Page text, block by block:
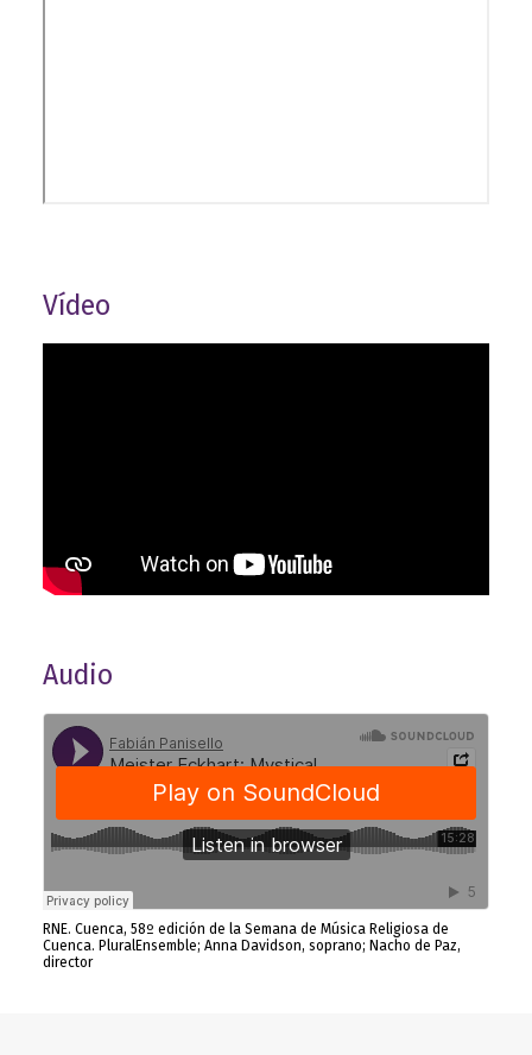
Vídeo
Audio
RNE. Cuenca, 58º edición de la Semana de Música Religiosa de
Cuenca. PluralEnsemble; Anna Davidson, soprano; Nacho de Paz,
director